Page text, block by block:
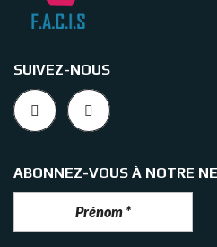
SUIVEZ-NOUS
ABONNEZ-VOUS À NOTRE